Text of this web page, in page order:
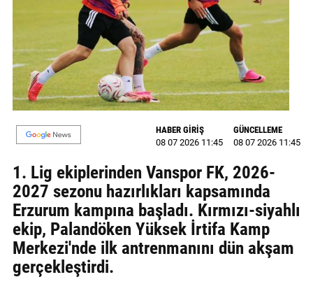
MAGAZİN
GALERİ
VİDEO
BİZE
Künye
İletişim
Gizlilik
Politikası
HABER GİRİŞ
08 07 2026 11:45
GÜNCELLEME
08 07 2026 11:45
1. Lig ekiplerinden Vanspor FK, 2026-
2027 sezonu hazırlıkları kapsamında
Erzurum kampına başladı. Kırmızı-siyahlı
ekip, Palandöken Yüksek İrtifa Kamp
Merkezi'nde ilk antrenmanını dün akşam
gerçekleştirdi.